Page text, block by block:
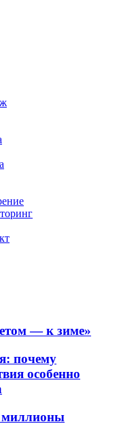
— к зиме»
почему
особенно
миллионы